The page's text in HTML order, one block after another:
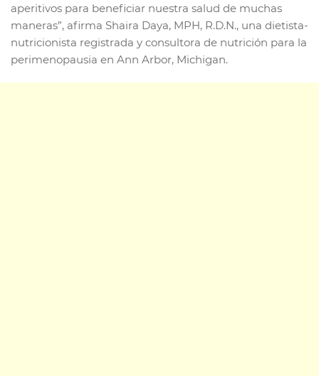
aperitivos para beneficiar nuestra salud de muchas
maneras”, afirma Shaira Daya, MPH, R.D.N., una dietista-
nutricionista registrada y consultora de nutrición para la
perimenopausia en Ann Arbor, Michigan.